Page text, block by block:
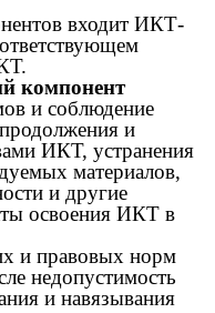
входит ИКТ-
компонент
и соблюдение
и
ИКТ, устранения
материалов,
и другие
освоения ИКТ в
и правовых норм
недопустимость
и навязывания